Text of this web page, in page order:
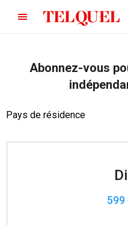
Abonnez-vous
Pays de résidence
599